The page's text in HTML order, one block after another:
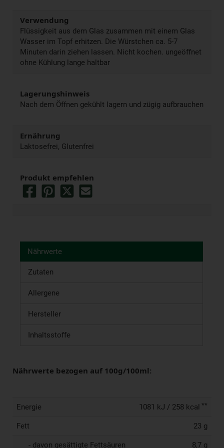
Verwendung
Flüssigkeit aus dem Glas zusammen mit einem Glas
Wasser im Topf erhitzen. Die Würstchen ca. 5-7
Minuten darin ziehen lassen. Nicht kochen. ungeöffnet
ohne Kühlung lange haltbar
Lagerungshinweis
Nach dem Öffnen gekühlt lagern und zügig aufbrauchen
Ernährung
Laktosefrei, Glutenfrei
Produkt empfehlen
Nährwerte
Zutaten
Allergene
Hersteller
Inhaltsstoffe
Nährwerte bezogen auf 100g/100ml:
Energie 1081 kJ / 258 kcal **
Fett 23 g
- davon gesättigte Fettsäuren 8,7 g